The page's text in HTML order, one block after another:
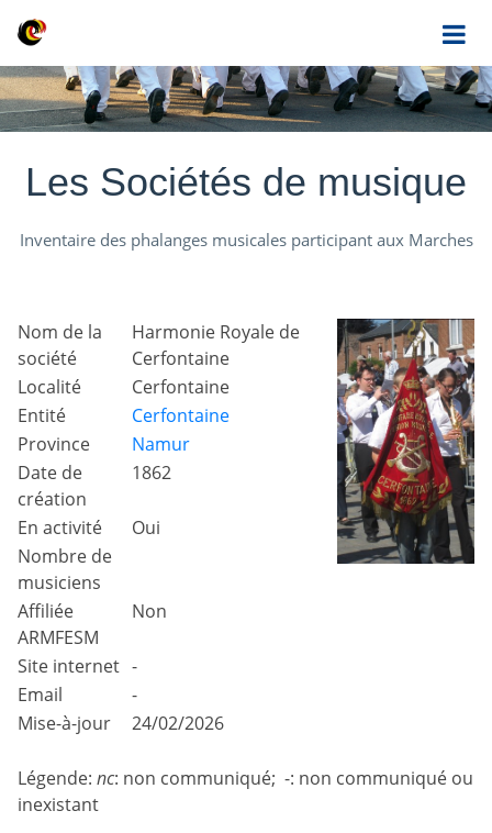
Les Sociétés de musique
Inventaire des phalanges musicales participant aux Marches
Nom de la
société
Harmonie Royale de
Cerfontaine
Localité
Cerfontaine
Entité
Cerfontaine
Province
Namur
Date de
création
1862
En activité
Oui
Nombre de
musiciens
Affiliée
ARMFESM
Non
Site internet -
Email
-
Mise-à-jour
24/02/2026
Légende: nc: non communiqué; -: non communiqué ou
inexistant